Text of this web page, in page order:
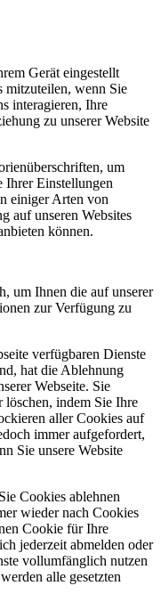
Gerät eingestellt
mitzuteilen, wenn Sie
interagieren, Ihre
zu unserer Website
um
Ihrer Einstellungen
einiger Arten von
auf unseren Websites
können.
um Ihnen die auf unserer
zur Verfügung zu
verfügbaren Dienste
hat die Ablehnung
Webseite. Sie
löschen, indem Sie Ihre
aller Cookies auf
immer aufgefordert,
Sie unsere Website
Cookies ablehnen
wieder nach Cookies
Cookie für Ihre
jederzeit abmelden oder
vollumfänglich nutzen
alle gesetzten